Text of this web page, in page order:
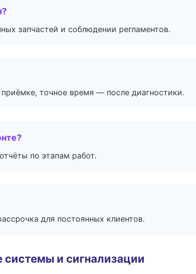
запчастей и соблюдении регламентов.
точное время — после диагностики.
по этапам работ.
для постоянных клиентов.
и сигнализации